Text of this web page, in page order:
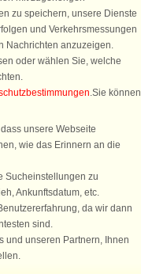
Sie an, um zu buchen
zu speichern, unsere Dienste
und Verkehrsmessungen
Nachrichten anzuzeigen.
oder wählen Sie, welche
.Sie können
unsere Webseite
wie das Erinnern an die
Sucheinstellungen zu
Ankunftsdatum, etc.
da wir dann
sind.
und unseren Partnern, Ihnen